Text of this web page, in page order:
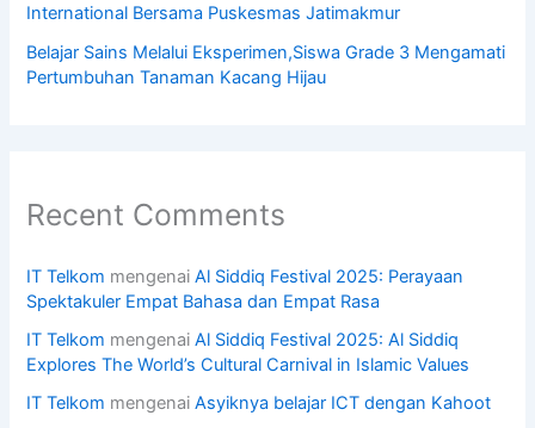
International Bersama Puskesmas Jatimakmur
Belajar Sains Melalui Eksperimen,Siswa Grade 3 Mengamati
Pertumbuhan Tanaman Kacang Hijau
Recent Comments
IT Telkom mengenaiAl Siddiq Festival 2025: Perayaan
Spektakuler Empat Bahasa dan Empat Rasa
IT Telkom mengenaiAl Siddiq Festival 2025: Al Siddiq
Explores The World’s Cultural Carnival in Islamic Values
IT Telkom mengenaiAsyiknya belajar ICT dengan Kahoot